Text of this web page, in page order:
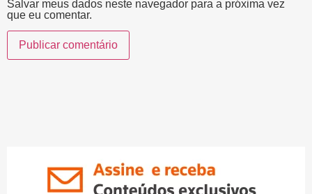
Salvar meus dados neste navegador para a próxima vez
que eu comentar.